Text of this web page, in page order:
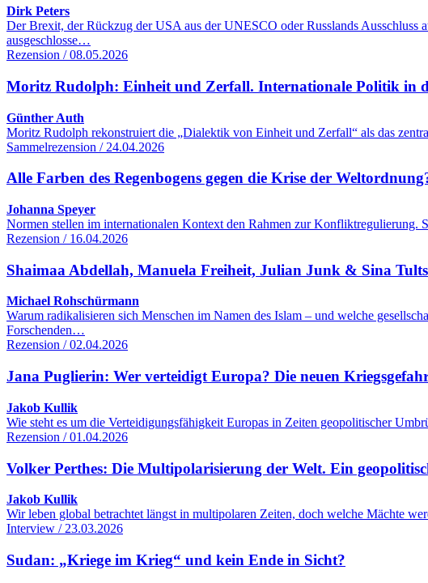
Dirk Peters
Der Brexit, der Rückzug der USA aus der UNESCO oder Russlands Ausschluss
ausgeschlosse…
Rezension / 08.05.2026
Moritz Rudolph: Einheit und Zerfall. Internationale Politik in
Günther Auth
Moritz Rudolph rekonstruiert die „Dialektik von Einheit und Zerfall“ als das
Sammelrezension / 24.04.2026
Alle Farben des Regenbogens gegen die Krise der
Johanna Speyer
Normen stellen im internationalen Kontext den Rahmen zur Konfliktregulierung.
Rezension / 16.04.2026
Shaimaa Abdellah, Manuela Freiheit, Julian Junk & Sina
Michael Rohschürmann
Warum radikalisieren sich Menschen im Namen des Islam – und welche
Forschenden…
Rezension / 02.04.2026
Jana Puglierin: Wer verteidigt Europa? Die neuen
Jakob Kullik
Wie steht es um die Verteidigungsfähigkeit Europas in Zeiten geopolitischer
Rezension / 01.04.2026
Volker Perthes: Die Multipolarisierung der Welt. Ein
Jakob Kullik
Wir leben global betrachtet längst in multipolaren Zeiten, doch welche Mächte
Interview / 23.03.2026
Sudan: „Kriege im Krieg“ und kein Ende in Sicht?